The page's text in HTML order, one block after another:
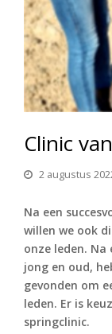
Clinic
2 augustus
Na een
willen we ook
onze leden.
jong en oud,
gevonden om
leden. Er is
springclinic.